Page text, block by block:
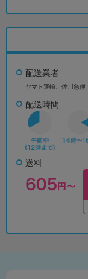
配送業者
ヤマト運輸、佐川急便
配送時間
送料